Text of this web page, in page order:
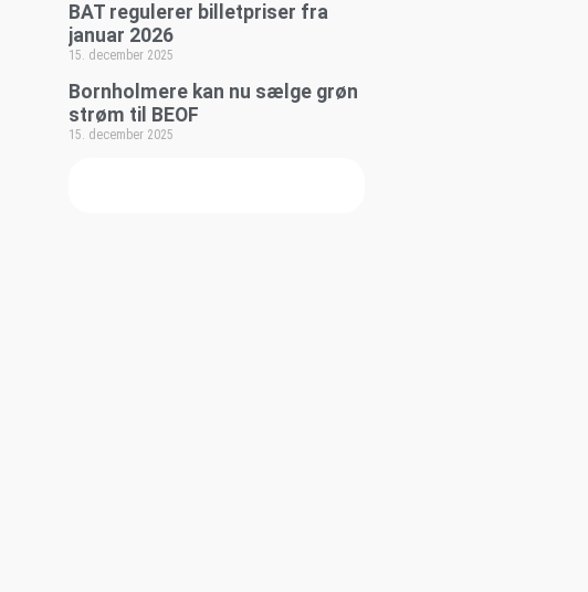
BAT regulerer billetpriser fra
januar 2026
15. december 2025
Bornholmere kan nu sælge grøn
strøm til BEOF
15. december 2025